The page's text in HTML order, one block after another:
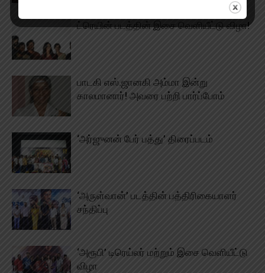
ட்ரெயின் படத்தின் இசை வெளியீட்டு விழா!
பாடகி எஸ்.ஜானகி அம்மா இன்று
காலமானார்! அவரை பற்றி பார்ப்போம்
‘அர்ஜுனன் பேர் பத்து’ திரைப்படம்
‘அருள்வான்’ படத்தின் பத்திரிகையாளர்
சந்திப்பு
‘அரூபி’ டிரெய்லர் மற்றும் இசை வெளியீட்டு
விழா